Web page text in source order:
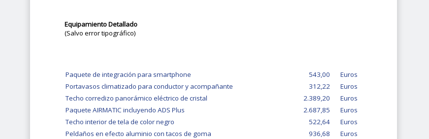
Equipamiento Detallado
(Salvo error tipográfico)
Paquete de integración para smartphone 543,00
Euros
Portavasos climatizado para conductor y acompañante
312,22
Euros
Techo corredizo panorámico eléctrico de cristal
2.389,20
Euros
Paquete AIRMATIC incluyendo ADS Plus
2.687,85
Euros
Techo interior de tela de color negro
522,64
Euros
Peldaños en efecto aluminio con tacos de goma
936,68
Euros